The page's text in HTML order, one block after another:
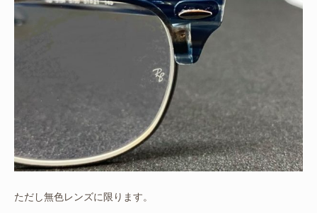
ただし無色レンズに限ります。